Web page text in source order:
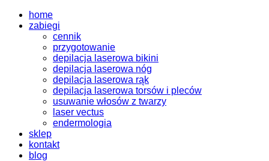
home
zabiegi
cennik
przygotowanie
depilacja laserowa bikini
depilacja laserowa nóg
depilacja laserowa rąk
depilacja laserowa torsów i pleców
usuwanie włosów z twarzy
laser vectus
endermologia
sklep
kontakt
blog